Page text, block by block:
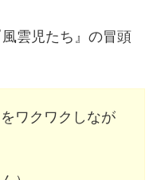
雲児たち』の冒頭
ワクワクしなが